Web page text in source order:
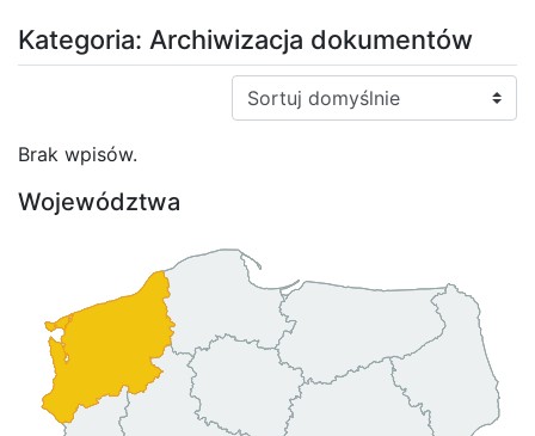
Kategoria: Archiwizacja dokumentów
Sortuj:
Brak wpisów.
Województwa